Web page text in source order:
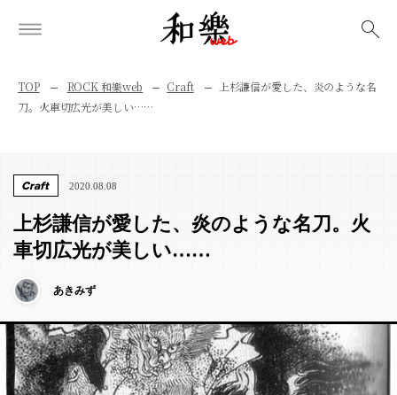
TOP ROCK 和樂web Craft
上杉謙信が愛した、炎のような名
刀。火車切広光が美しい……
Craft 2020.08.08
上杉謙信が愛した、炎のような名刀。火
車切広光が美しい……
あきみず